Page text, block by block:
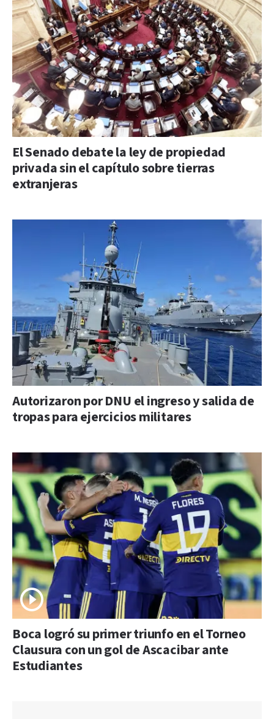
El Senado debate la ley de propiedad
privada sin el capítulo sobre tierras
extranjeras
Autorizaron por DNU el ingreso y salida de
tropas para ejercicios militares
Boca logró su primer triunfo en el Torneo
Clausura con un gol de Ascacibar ante
Estudiantes